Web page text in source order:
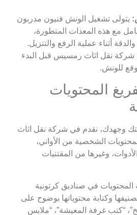
يتولى تشغيل الونش فنيون مدربون
مع هذه المعدات المتطورة،
أثناء عملية الرفع والتنزيل.
شركة نقل اثاث رمسيس قبل البدء
للونش.
المحتويات
وجهدك، نقدم في شركة نقل اثاث
الشخصية من الأواني،
وغيرها من المقتنيات
المحتويات في صناديق كرتونية
وكتابة محتوياتها بوضوح على
“كتب غرفة المعيشة”، “ملابس